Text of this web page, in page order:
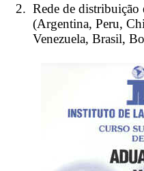
Rede de distribuição
(Argentina, Peru,
Venezuela, Brasil,